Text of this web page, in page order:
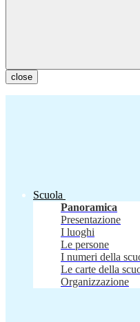
close
Scuola
Panoramica
Presentazione
I luoghi
Le persone
I numeri della
Le carte della
Organizzazione